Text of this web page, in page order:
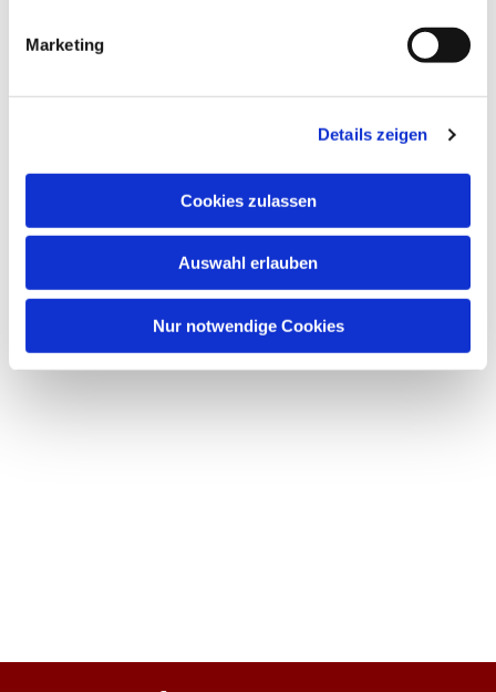
Marketing
Details zeigen
Cookies zulassen
Auswahl erlauben
Nur notwendige Cookies